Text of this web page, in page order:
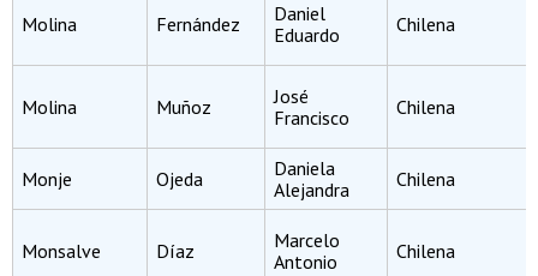
Molina Fernández
Daniel
Eduardo
Chilena
Molina Muñoz
José
Francisco
Chilena
Monje Ojeda
Daniela
Alejandra
Chilena
Monsalve Díaz
Marcelo
Antonio
Chilena